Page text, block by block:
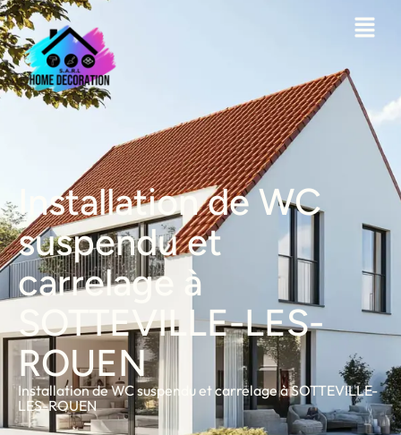
Installation de WC
suspendu et
carrelage à
SOTTEVILLE-LES-
ROUEN
Installation de WC suspendu et carrelage à SOTTEVILLE-
LES-ROUEN